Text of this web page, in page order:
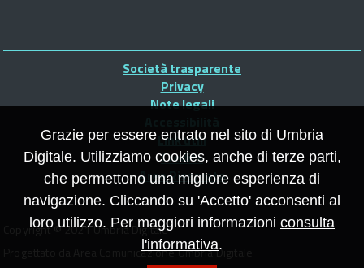
pagina
Società trasparente
Privacy
Note legali
Link utili
Credits
Area Riservata
Copyright © 2021 Umbria Digitale
Progettato da Area Comunicazione Umbria Digitale
Grazie per essere entrato nel sito di Umbria
Digitale. Utilizziamo cookies, anche di terze parti,
che permettono una migliore esperienza di
navigazione. Cliccando su 'Accetto' acconsenti al
loro utilizzo. Per maggiori informazioni consulta
l'informativa.